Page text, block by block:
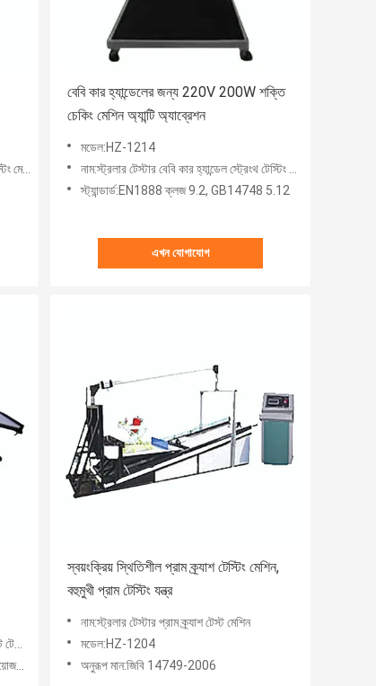
বেবি কার হ্যান্ডেলের জন্য 220V 200W শক্তি
চেকিং মেশিন অ্যান্টি অ্যাব্রেশন
মডেল:HZ-1214
নাম:স্ট্রলার টেস্টার বেবি কার হ্যান্ডেল স্ট্রেংথ টেস্টিং মেশিন
স্ট্যান্ডার্ড:EN1888 ক্লজ 9.2, GB14748 5.12
এখন যোগাযোগ
করে
স্বয়ংক্রিয় স্থিতিশীল প্রাম ক্র্যাশ টেস্টিং মেশিন,
বহুমুখী প্রাম টেস্টিং যন্ত্র
নাম:স্ট্রলার টেস্টার প্রাম ক্র্যাশ টেস্ট মেশিন
মডেল:HZ-1204
অনুরূপ মান:জিবি 14749-2006